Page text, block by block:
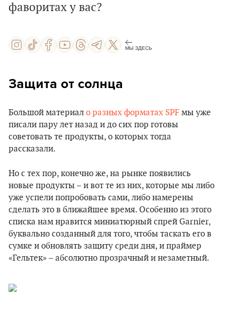
фаворитах у вас?
МЫ ЗДЕСЬ
Защита от солнца
Большой материал о разных форматах SPF мы уже
писали пару лет назад и до сих пор готовы
советовать те продукты, о которых тогда
рассказали.
Но с тех пор, конечно же, на рынке появились
новые продукты – и вот те из них, которые мы либо
уже успели попробовать сами, либо намерены
сделать это в ближайшее время. Особенно из этого
списка нам нравится миниатюрный спрей Garnier,
буквально созданный для того, чтобы таскать его в
сумке и обновлять защиту среди дня, и праймер
«Гельтек» – абсолютно прозрачный и незаметный.